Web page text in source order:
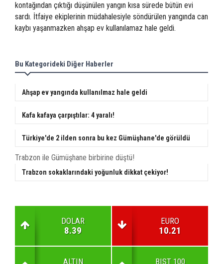
kontağından çıktığı düşünülen yangın kısa sürede bütün evi
sardı. İtfaiye ekiplerinin müdahalesiyle söndürülen yangında can
kaybı yaşanmazken ahşap ev kullanılamaz hale geldi.
Bu Kategorideki Diğer Haberler
Ahşap ev yangında kullanılmaz hale geldi
Kafa kafaya çarpıştılar: 4 yaralı!
Türkiye'de 2 ilden sonra bu kez Gümüşhane'de görüldü
Trabzon ile Gümüşhane birbirine düştü!
Trabzon sokaklarındaki yoğunluk dikkat çekiyor!
DOLAR
8.39
EURO
10.21
ALTIN BIST 100